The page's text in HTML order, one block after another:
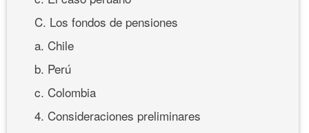
C. Los fondos de pensiones
a. Chile
b. Perú
c. Colombia
4. Consideraciones preliminares